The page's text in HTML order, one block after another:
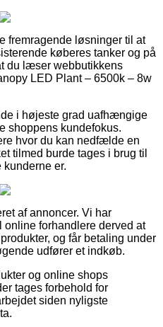
fremragende løsninger til at
køberes tanker og på
du læser webbutikkens
LED Plant – 6500k – 8w
i højeste grad uafhængige
shoppens kundefokus.
hvor du kan nedfælde en
tilmed burde tages i brug til
er.
af annoncer. Vi har
online forhandlere derved at
og får betaling under
udfører et indkøb.
og online shops
tages forbehold for
siden nyligste